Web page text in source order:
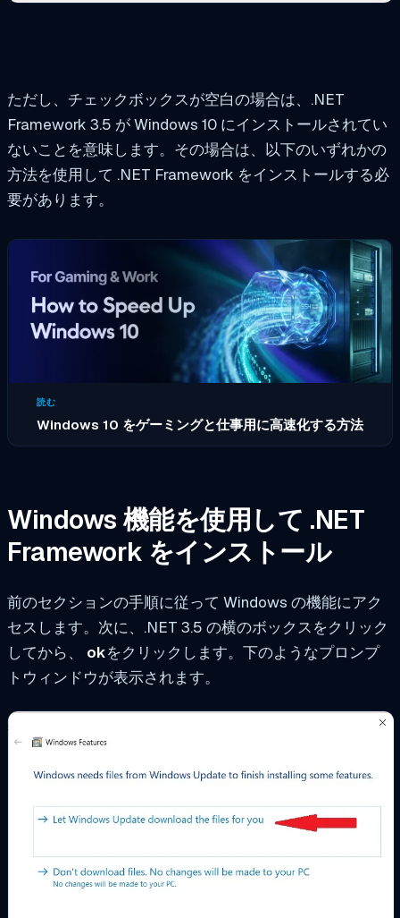
ただし、チェックボックスが空白の場合は、.NET
Framework 3.5 が Windows 10 にインストールされてい
ないことを意味します。その場合は、以下のいずれかの
方法を使用して .NET Framework をインストールする必
要があります。
読む
Windows 10 をゲーミングと仕事用に高速化する方法
Windows 機能を使用して .NET
Framework をインストール
前のセクションの手順に従って Windows の機能にアク
セスします。次に、.NET 3.5 の横のボックスをクリック
してから、 okをクリックします。下のようなプロンプ
トウィンドウが表示されます。